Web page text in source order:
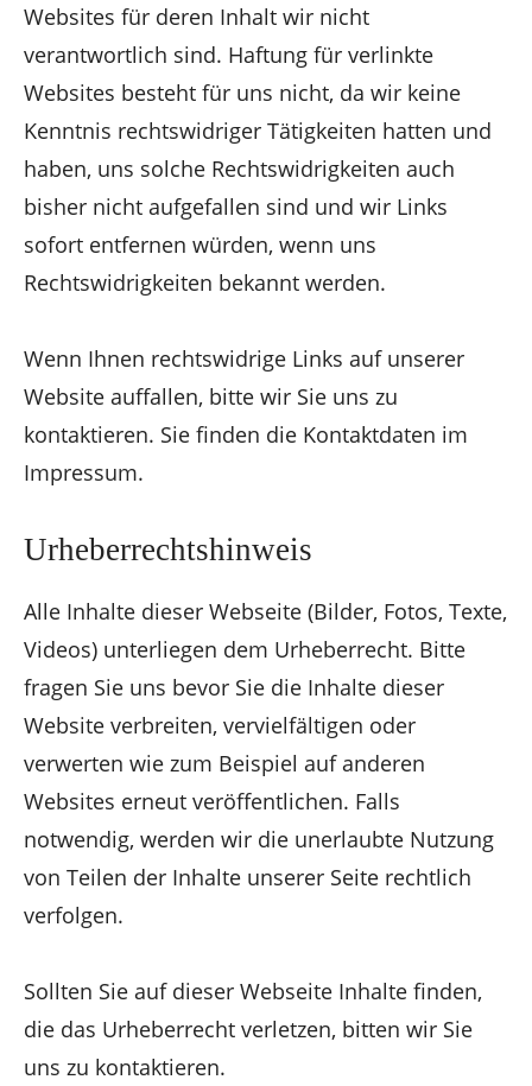
Websites für deren Inhalt wir nicht
verantwortlich sind. Haftung für verlinkte
Websites besteht für uns nicht, da wir keine
Kenntnis rechtswidriger Tätigkeiten hatten und
haben, uns solche Rechtswidrigkeiten auch
bisher nicht aufgefallen sind und wir Links
sofort entfernen würden, wenn uns
Rechtswidrigkeiten bekannt werden.
Wenn Ihnen rechtswidrige Links auf unserer
Website auffallen, bitte wir Sie uns zu
kontaktieren. Sie finden die Kontaktdaten im
Impressum.
Urheberrechtshinweis
Alle Inhalte dieser Webseite (Bilder, Fotos, Texte,
Videos) unterliegen dem Urheberrecht. Bitte
fragen Sie uns bevor Sie die Inhalte dieser
Website verbreiten, vervielfältigen oder
verwerten wie zum Beispiel auf anderen
Websites erneut veröffentlichen. Falls
notwendig, werden wir die unerlaubte Nutzung
von Teilen der Inhalte unserer Seite rechtlich
verfolgen.
Sollten Sie auf dieser Webseite Inhalte finden,
die das Urheberrecht verletzen, bitten wir Sie
uns zu kontaktieren.